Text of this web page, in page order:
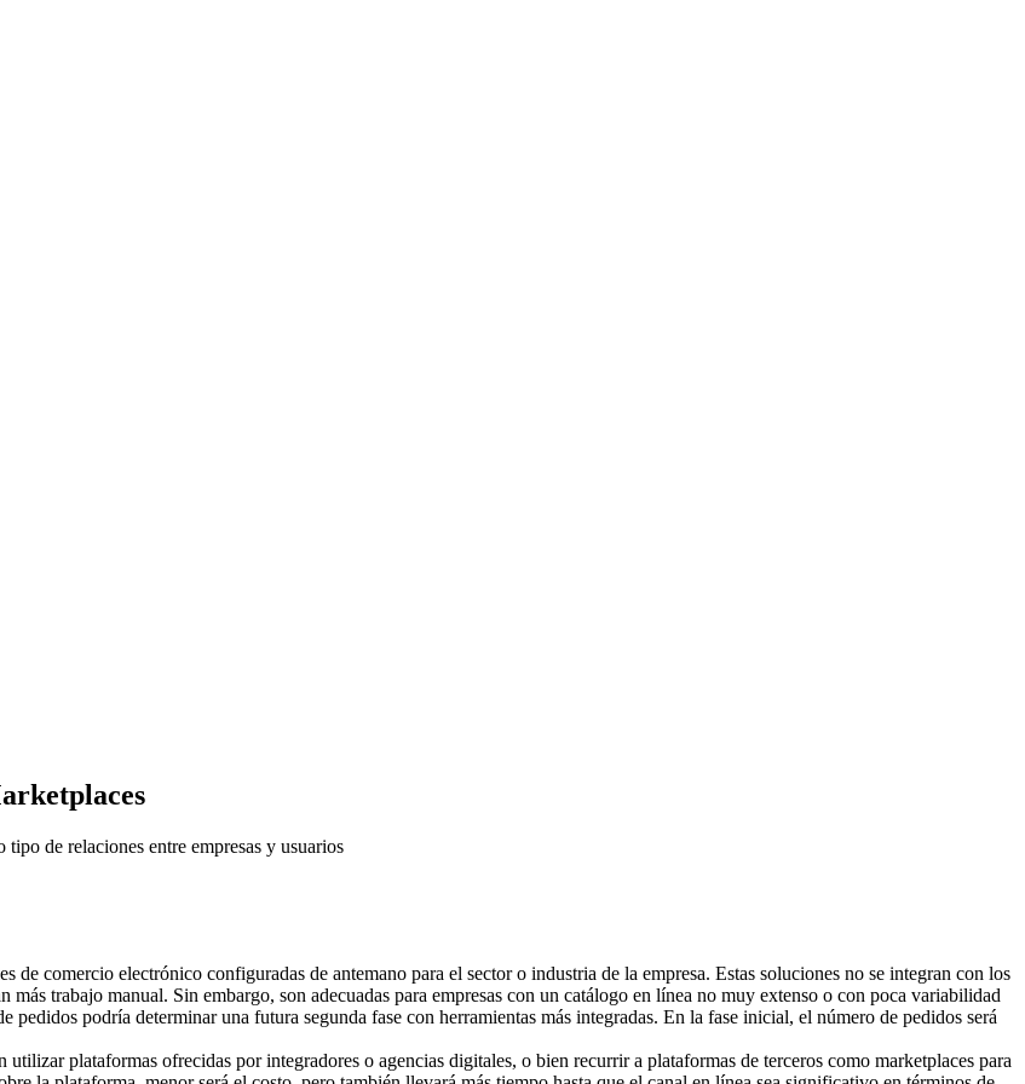
de relaciones entre empresas y usuarios
de comercio electrónico configuradas de antemano para el sector o industria de la empresa. Estas soluciones no se integran con los
trabajo manual. Sin embargo, son adecuadas para empresas con un catálogo en línea no muy extenso o con poca variabilidad
podría determinar una futura segunda fase con herramientas más integradas. En la fase inicial, el número de pedidos será
plataformas ofrecidas por integradores o agencias digitales, o bien recurrir a plataformas de terceros como marketplaces para